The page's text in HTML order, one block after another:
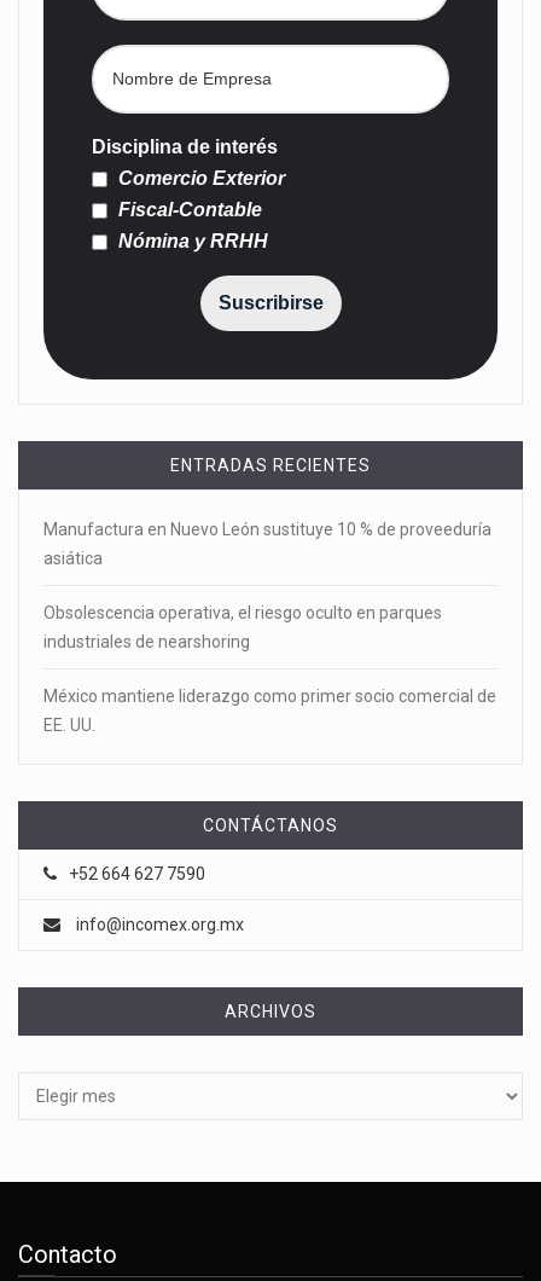
Disciplina de interés
Comercio Exterior
Fiscal-Contable
Nómina y RRHH
Suscribirse
ENTRADAS RECIENTES
Manufactura en Nuevo León sustituye 10 % de proveeduría
asiática
Obsolescencia operativa, el riesgo oculto en parques
industriales de nearshoring
México mantiene liderazgo como primer socio comercial de
EE. UU.
CONTÁCTANOS
+52 664 627 7590
info@incomex.org.mx
ARCHIVOS
Contacto